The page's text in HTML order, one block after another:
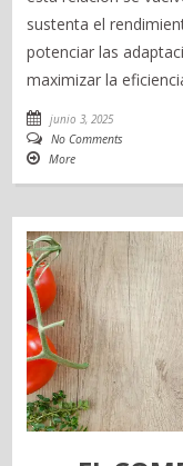
sustenta el
potenciar las
maximizar la
junio 3, 2025
No Comments
More